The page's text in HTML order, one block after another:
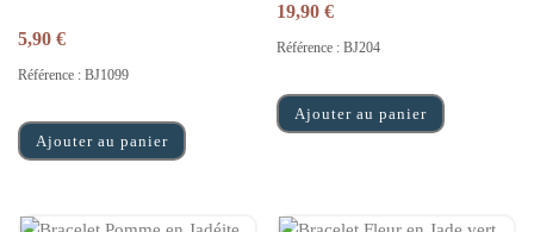
5,90 €
Référence : BJ1099
Ajouter au panier
19,90€
Référence : BJ204
Ajouter au panier